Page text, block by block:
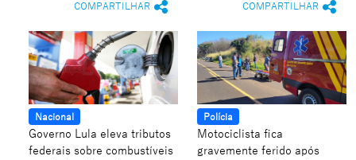
COMPARTILHAR COMPARTILHAR
Nacional
Governo Lula eleva tributos
federais sobre combustíveis
Polícia
Motociclista fica
gravemente ferido após